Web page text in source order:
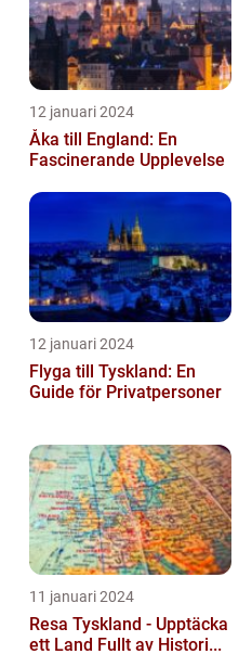
12 januari 2024
Åka till England: En
Fascinerande Upplevelse
12 januari 2024
Flyga till Tyskland: En
Guide för Privatpersoner
11 januari 2024
Resa Tyskland - Upptäcka
ett Land Fullt av Histori...